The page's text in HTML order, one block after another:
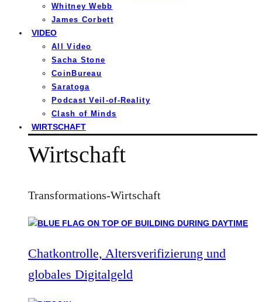
Whitney Webb
James Corbett
VIDEO
All Video
Sacha Stone
CoinBureau
Saratoga
Podcast Veil-of-Reality
Clash of Minds
WIRTSCHAFT
Wirtschaft
Transformations-Wirtschaft
Chatkontrolle, Altersverifizierung und
globales Digitalgeld